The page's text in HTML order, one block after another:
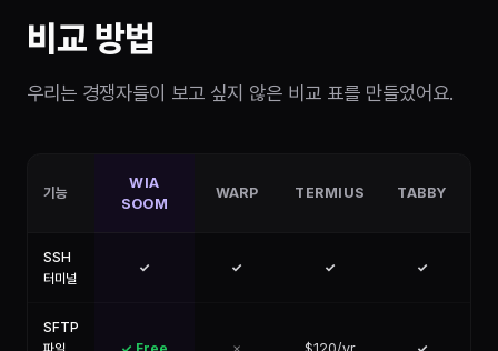
비교 방법
우리는 경쟁자들이 보고 싶지 않은 비교 표를 만들었어요.
기능
WIA
SOOM
WARP TERMIUS TABBY
SSH
터미널
✓ ✓ ✓ ✓
SFTP